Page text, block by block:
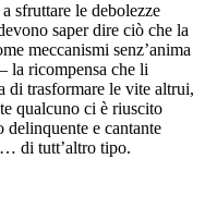
sfruttare le debolezze
saper dire ciò che la
meccanismi senz’anima
la ricompensa che li
di trasformare le vite altrui,
qualcuno ci è riuscito
delinquente e cantante
di tutt’altro tipo.